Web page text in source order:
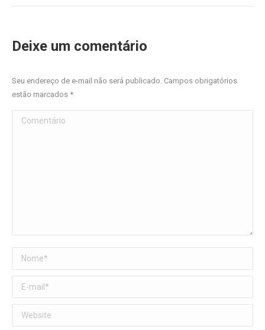
Deixe um comentário
Seu endereço de e-mail não será publicado. Campos obrigatórios
estão marcados *
Comentário
Nome *
E-mail *
Website